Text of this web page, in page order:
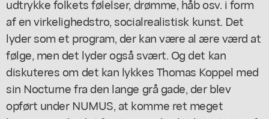
udtrykke folkets følelser, drømme, håb osv. i form
af en virkelighedstro, socialrealistisk kunst. Det
lyder som et program, der kan være al ære værd at
følge, men det lyder også svært. Og det kan
diskuteres om det kan lykkes Thomas Koppel med
sin Nocturne fra den lange grå gade, der blev
opført under NUMUS, at komme ret meget